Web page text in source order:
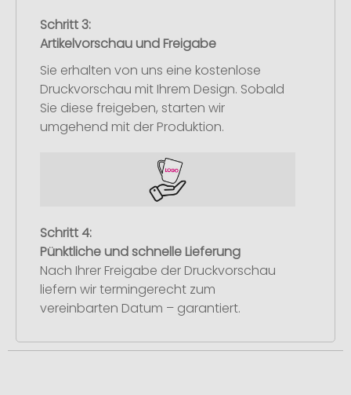
Schritt 3:
Artikelvorschau und Freigabe
Sie erhalten von uns eine kostenlose
Druckvorschau mit Ihrem Design. Sobald
Sie diese freigeben, starten wir
umgehend mit der Produktion.
Schritt 4:
Pünktliche und schnelle Lieferung
Nach Ihrer Freigabe der Druckvorschau
liefern wir termingerecht zum
vereinbarten Datum – garantiert.